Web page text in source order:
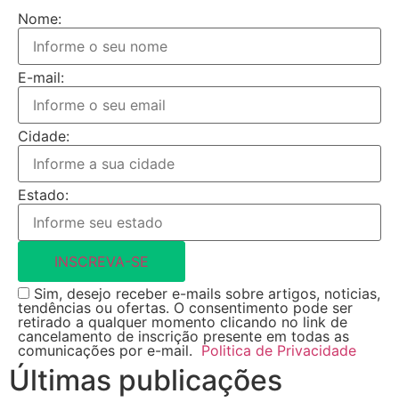
Nome:
E-mail:
Cidade:
Estado:
INSCREVA-SE
Sim, desejo receber e-mails sobre artigos, noticias,
tendências ou ofertas. O consentimento pode ser
retirado a qualquer momento clicando no link de
cancelamento de inscrição presente em todas as
comunicações por e-mail. Politica de Privacidade
Últimas publicações